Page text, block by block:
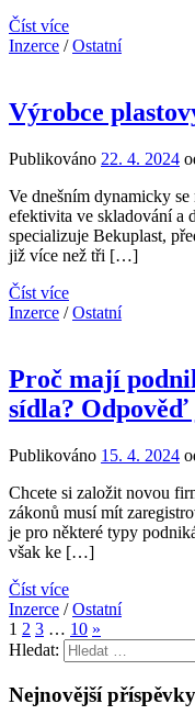
Číst více
Inzerce /Ostatní
Výrobce
Publikováno 22. 4. 2024
Ve dnešním dynamicky
efektivita ve skladování a
specializuje Bekuplast,
již více než tři […]
Číst více
Inzerce /Ostatní
Proč mají
sídla? Odpověď
Publikováno 15. 4. 2024
Chcete si založit novou
zákonů musí mít
je pro některé typy
však ke […]
Číst více
Inzerce /Ostatní
1 2 3 … 10 »
Hledat:
Nejnovější příspěvky